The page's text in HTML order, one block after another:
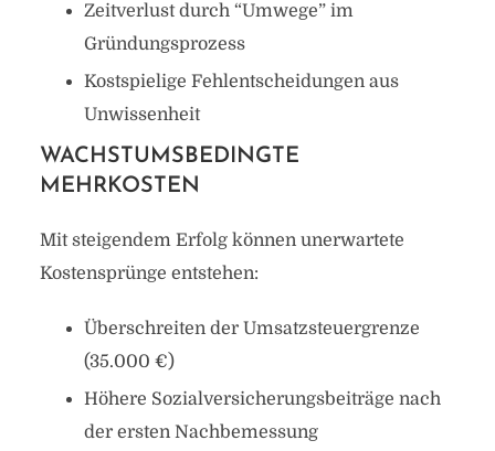
Zeitverlust durch “Umwege” im
Gründungsprozess
Kostspielige Fehlentscheidungen aus
Unwissenheit
WACHSTUMSBEDINGTE
MEHRKOSTEN
Mit steigendem Erfolg können unerwartete
Kostensprünge entstehen:
Überschreiten der Umsatzsteuergrenze
(35.000 €)
Höhere Sozialversicherungsbeiträge nach
der ersten Nachbemessung